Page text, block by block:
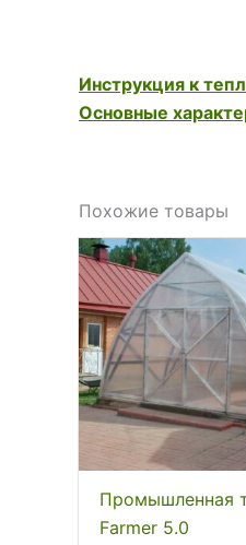
Инструкция к
Основные
Похожие товары
Промышленная
Farmer 5.0